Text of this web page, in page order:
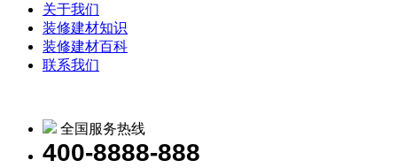
关于我们
装修建材知识
装修建材百科
联系我们
全国服务热线
400-8888-888